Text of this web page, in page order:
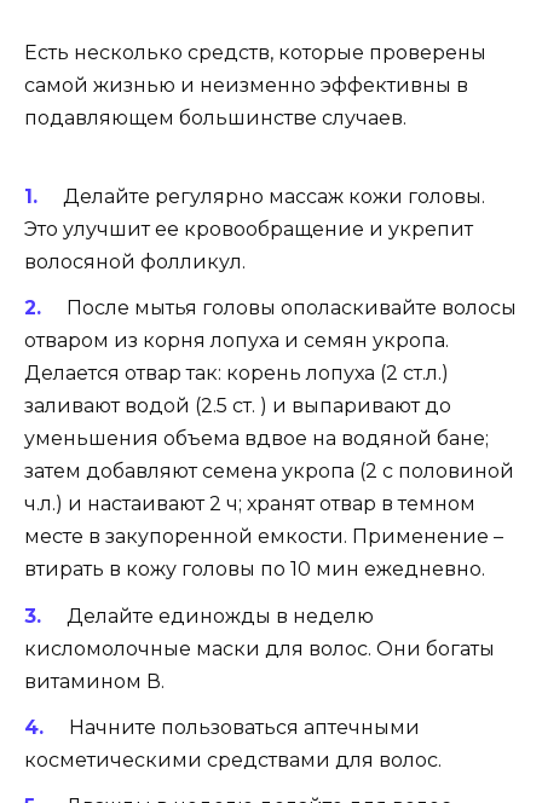
Есть несколько средств, которые проверены
самой жизнью и неизменно эффективны в
подавляющем большинстве случаев.
Делайте регулярно массаж кожи головы.
Это улучшит ее кровообращение и укрепит
волосяной фолликул.
После мытья головы ополаскивайте волосы
отваром из корня лопуха и семян укропа.
Делается отвар так: корень лопуха (2 ст.л.)
заливают водой (2.5 ст. ) и выпаривают до
уменьшения объема вдвое на водяной бане;
затем добавляют семена укропа (2 с половиной
ч.л.) и настаивают 2 ч; хранят отвар в темном
месте в закупоренной емкости. Применение –
втирать в кожу головы по 10 мин ежедневно.
Делайте единожды в неделю
кисломолочные маски для волос. Они богаты
витамином В.
Начните пользоваться аптечными
косметическими средствами для волос.